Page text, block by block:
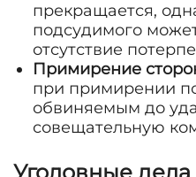
прекращается,
подсудимого
отсутствие
Примирение
при примирении
обвиняемым до
совещательную